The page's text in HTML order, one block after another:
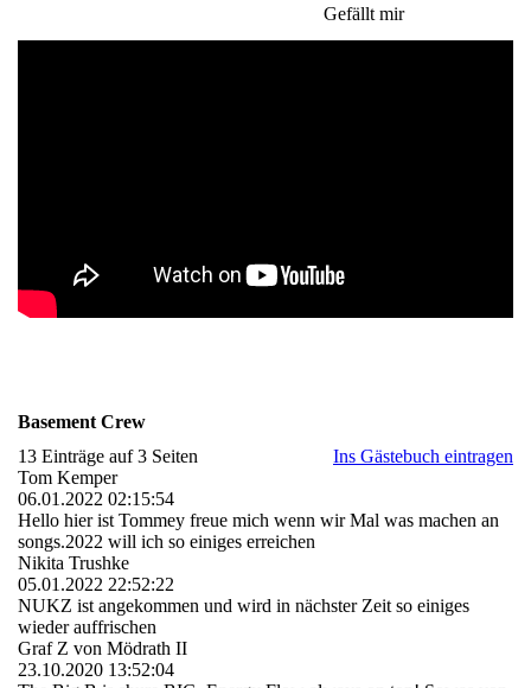
Gefällt mir
Basement Crew
13 Einträge auf 3 Seiten
Ins Gästebuch eintragen
Tom Kemper
06.01.2022 02:15:54
Hello hier ist Tommey freue mich wenn wir Mal was machen an
songs.2022 will ich so einiges erreichen
Nikita Trushke
05.01.2022 22:52:22
NUKZ ist angekommen und wird in nächster Zeit so einiges
wieder auffrischen
Graf Z von Mödrath II
23.10.2020 13:52:04